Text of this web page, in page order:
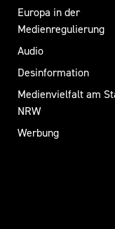
Europa in der
Medienregulierung
Audio
Desinformation
Medienvielfalt am
NRW
Werbung